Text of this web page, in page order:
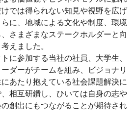
では得られない知見や視野を広げ
に、地域による文化や制度、環境
さまざまなステークホルダーと向
えました。
に参加する当社の社員、大学生、
ダーがチームを組み、ビジョナリ
あたり抱えている社会課題解決に
相互研鑽し、ひいては自身の志や
創出にもつながることが期待され